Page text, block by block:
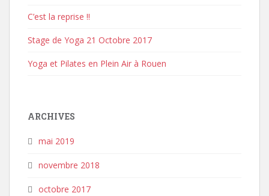
C’est la reprise !!
Stage de Yoga 21 Octobre 2017
Yoga et Pilates en Plein Air à Rouen
ARCHIVES
mai 2019
novembre 2018
octobre 2017